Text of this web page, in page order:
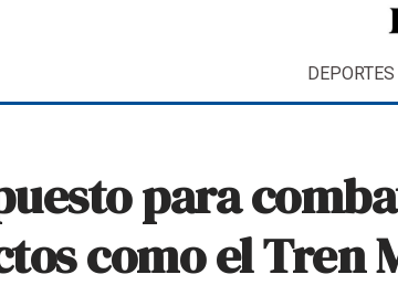
DEPORTES
para
como el Tren